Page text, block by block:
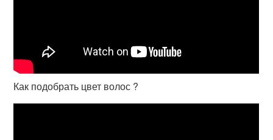
Как подобрать цвет волос ?